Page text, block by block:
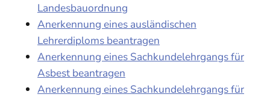
Landesbauordnung
Anerkennung eines ausländischen
Lehrerdiploms beantragen
Anerkennung eines Sachkundelehrgangs für
Asbest beantragen
Anerkennung eines Sachkundelehrgangs für